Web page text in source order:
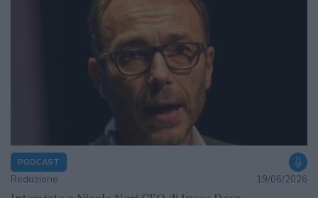
PODCAST
Redazione 19/06/2026